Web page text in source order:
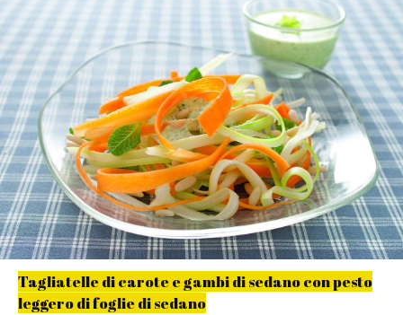
Tagliatelle di carote e gambi di sedano con pesto
leggero di foglie di sedano